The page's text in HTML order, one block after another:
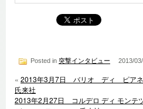
Posted in 突撃インタビュー 2013/
« 2013年3月7日 バリオ ディ ピア
氏来社
2013年2月27日 コルデロ ディ モンテ